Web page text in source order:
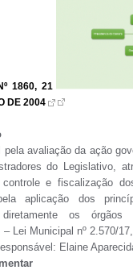
1860, 21
DE 2004
pela avaliação da ação
do Legislativo,
controle e fiscalização
aplicação dos
diretamente os órgãos
– Lei Municipal nº 2.570/
Elaine